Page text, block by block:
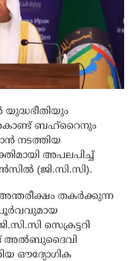
യുദ്ധഭീതിയും
ബഹ്‌റൈനും
നടത്തിയ
അപലപിച്ച്
(ജി.സി.സി).
തകർക്കുന്ന
സെക്രട്ടറി
അൽബുദൈവി
ഔദ്യോഗിക